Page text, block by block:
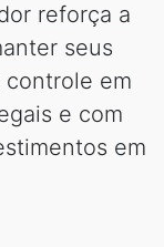
reforça a
seus
controle em
e com
em